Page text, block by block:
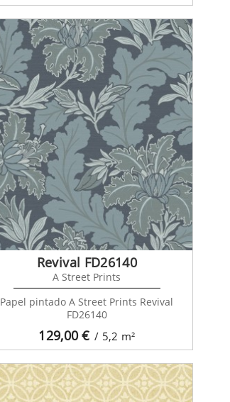
129,00 € / 5,2 m²
Revival FD26140
A Street Prints
Papel pintado A Street Prints Revival
FD26140